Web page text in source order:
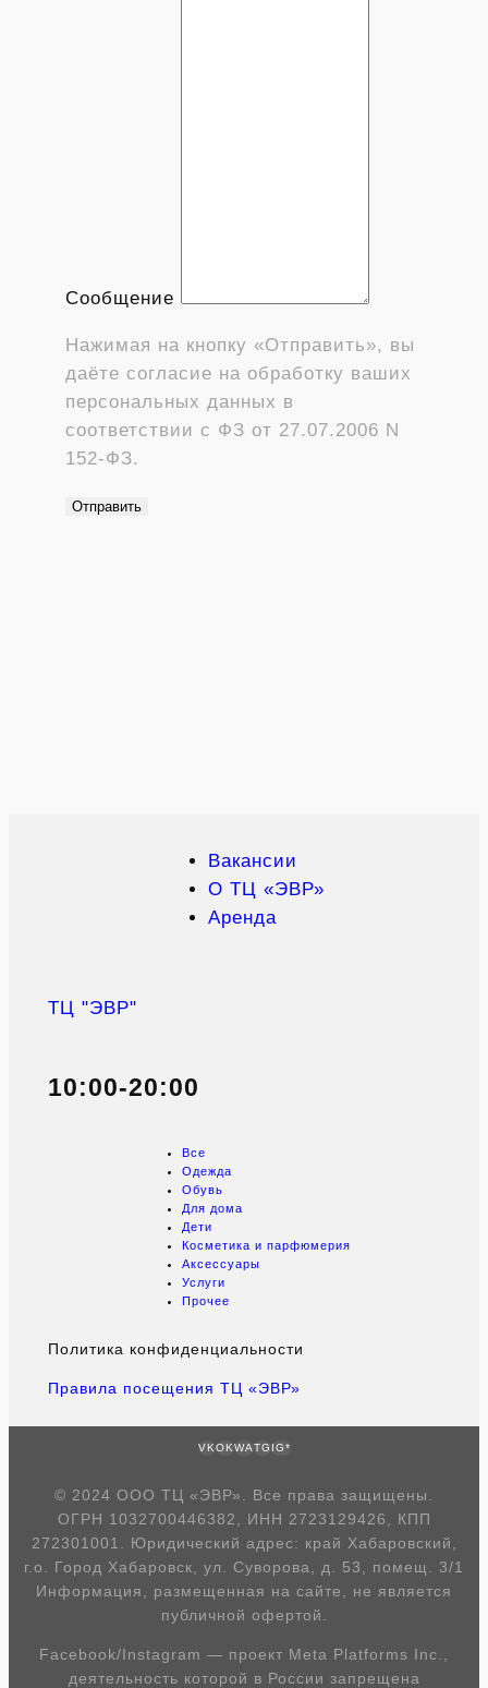
Сообщение
Нажимая на кнопку «Отправить», вы
даёте согласие на обработку ваших
персональных данных в
соответствии с ФЗ от 27.07.2006 N
152-ФЗ.
Отправить
Вакансии
О ТЦ «ЭВР»
Аренда
ТЦ "ЭВР"
10:00-20:00
Все
Одежда
Обувь
Для дома
Дети
Косметика и парфюмерия
Аксессуары
Услуги
Прочее
Политика конфиденциальности
Правила посещения ТЦ «ЭВР»
VKOKWATGIG*
© 2024 ООО ТЦ «ЭВР». Все права защищены.
ОГРН 1032700446382, ИНН 2723129426, КПП
272301001. Юридический адрес: край Хабаровский,
г.о. Город Хабаровск, ул. Суворова, д. 53, помещ. 3/1
Информация, размещенная на сайте, не является
публичной офертой.
Facebook/Instagram — проект Meta Platforms Inc.,
деятельность которой в России запрещена